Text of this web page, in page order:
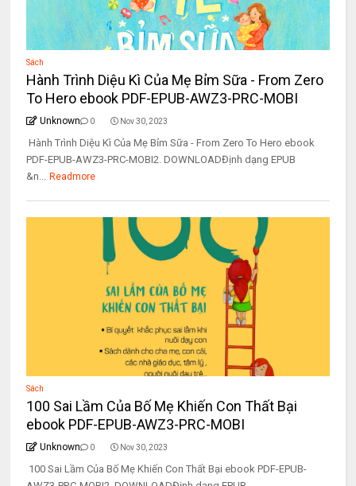
Sách
Hành Trình Diệu Kì Của Mẹ Bỉm Sữa - From Zero
To Hero ebook PDF-EPUB-AWZ3-PRC-MOBI
Unknown 0 Nov 30, 2023
Hành Trình Diệu Kì Của Mẹ Bỉm Sữa - From Zero To Hero ebook
PDF-EPUB-AWZ3-PRC-MOBI2. DOWNLOADĐịnh dạng EPUB
&n... Readmore
Sách
100 Sai Lầm Của Bố Mẹ Khiến Con Thất Bại
ebook PDF-EPUB-AWZ3-PRC-MOBI
Unknown 0 Nov 30, 2023
100 Sai Lầm Của Bố Mẹ Khiến Con Thất Bại ebook PDF-EPUB-